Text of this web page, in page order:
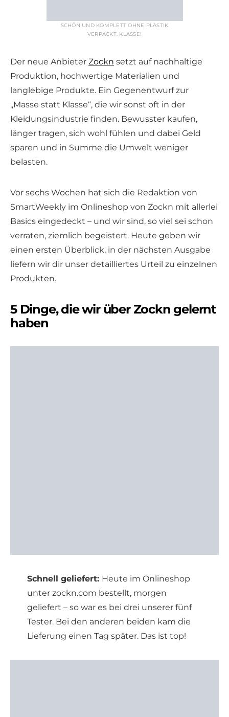
SCHÖN UND KOMPLETT OHNE PLASTIK
VERPACKT. KLASSE!
Der neue Anbieter Zockn setzt auf nachhaltige
Produktion, hochwertige Materialien und
langlebige Produkte. Ein Gegenentwurf zur
„Masse statt Klasse“, die wir sonst oft in der
Kleidungsindustrie finden. Bewusster kaufen,
länger tragen, sich wohl fühlen und dabei Geld
sparen und in Summe die Umwelt weniger
belasten.
Vor sechs Wochen hat sich die Redaktion von
SmartWeekly im Onlineshop von Zockn mit allerlei
Basics eingedeckt – und wir sind, so viel sei schon
verraten, ziemlich begeistert. Heute geben wir
einen ersten Überblick, in der nächsten Ausgabe
liefern wir dir unser detailliertes Urteil zu einzelnen
Produkten.
5 Dinge, die wir über Zockn gelernt
haben
Schnell geliefert: Heute im Onlineshop
unter zockn.com bestellt, morgen
geliefert – so war es bei drei unserer fünf
Tester. Bei den anderen beiden kam die
Lieferung einen Tag später. Das ist top!